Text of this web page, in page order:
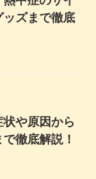
ッズまで徹底
状や原因から
徹底解説！